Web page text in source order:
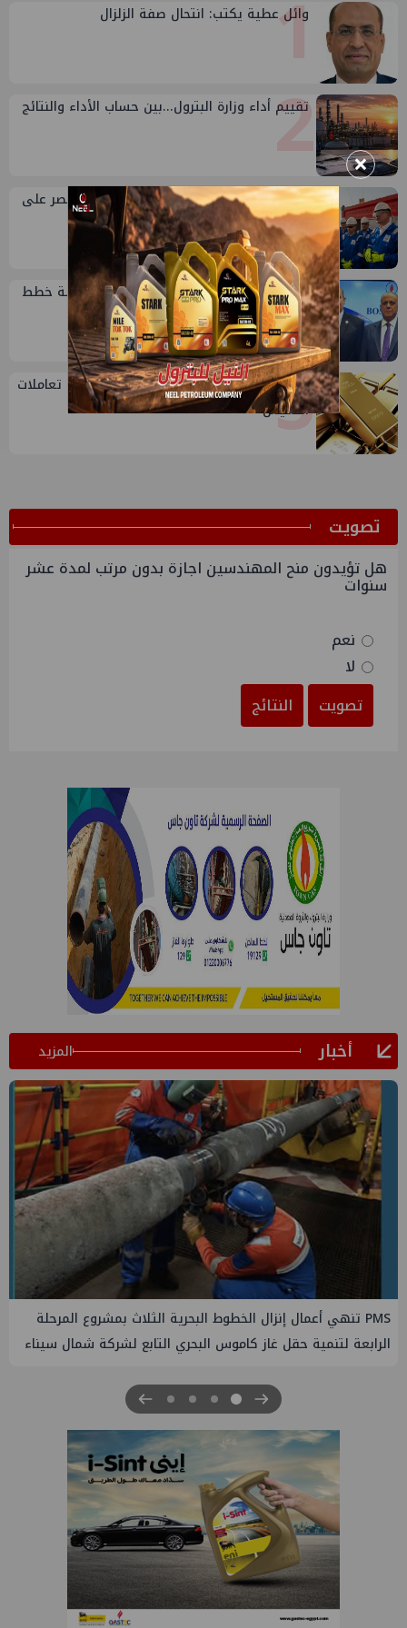
1
وائل عطية يكتب: انتحال صفة الزلزال
2
تقييم أداء وزارة البترول...بين حساب الأداء والنتائج
3
وزير البترول : كامل الاهتمام لوضع صعيد مصر على
خريطة الاستثمار البترولي
4
رئيس الهيئة يجتمع بقيادات عجيبة لمناقشة خطط
الشركة لتعظيم الانتاج
5
قفزة في سعر الذهب اليوم بمصر مع بداية تعاملات
الخميس
ﺗﺼﻮﻳﺖ
هل تؤيدون منح المهندسين اجازة بدون مرتب لمدة عشر
سنوات
نعم
لا
تصويت
النتائج
أخبار المزيد
PMS تنهي أعمال إنزال الخطوط البحرية الثلاث بمشروع المرحلة
الرابعة لتنمية حقل غاز كاموس البحري التابع لشركة شمال سيناء
×